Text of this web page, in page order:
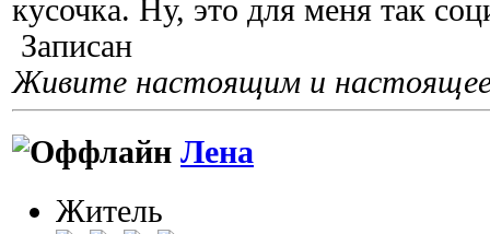
кусочка. Ну, это для меня так
Записан
Живите настоящим и
Лена
Житель